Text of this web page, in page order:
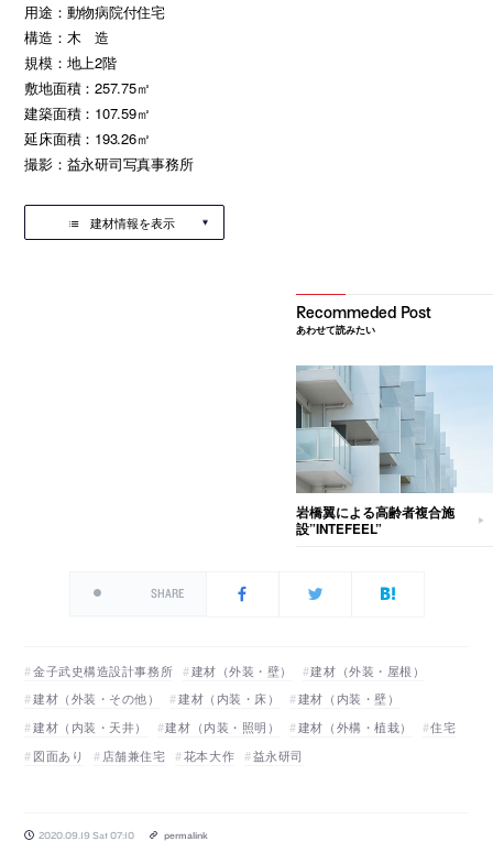
用途：動物病院付住宅
構造：木 造
規模：地上2階
敷地面積：257.75㎡
建築面積：107.59㎡
延床面積：193.26㎡
撮影：益永研司写真事務所
建材情報を表示
あわせて読みたい
岩橋翼による高齢者複合施
設”INTEFEEL”
SHARE
金子武史構造設計事務所 建材（外装・壁）
建材（外装・屋根）
建材（外装・その他）
建材（内装・床）
建材（内装・壁）
建材（内装・天井）
建材（内装・照明） 建材（外構・植栽）
住宅
図面あり
店舗兼住宅 花本大作 益永研司
2020.09.19 Sat 07:10 permalink